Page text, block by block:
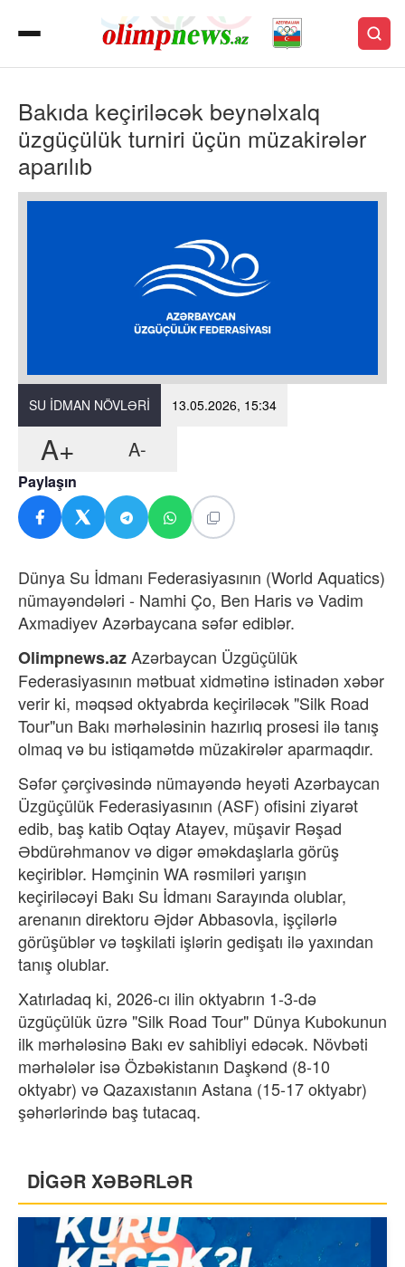
Bakıda keçiriləcək beynəlxalq
üzgüçülük turniri üçün müzakirələr
aparılıb
SU IDMAN NÖVLƏRI 13.05.2026, 15:34
A+ A-
Paylaşın
Dünya Su İdmanı Federasiyasının (World Aquatics)
nümayəndələri - Namhi Ço, Ben Haris və Vadim
Axmadiyev Azərbaycana səfər ediblər.
Olimpnews.azAzərbaycan Üzgüçülük
Federasiyasının mətbuat xidmətinə istinadən xəbər
verir ki, məqsəd oktyabrda keçiriləcək "Silk Road
Tour"un Bakı mərhələsinin hazırlıq prosesi ilə tanış
olmaq və bu istiqamətdə müzakirələr aparmaqdır.
Səfər çərçivəsində nümayəndə heyəti Azərbaycan
Üzgüçülük Federasiyasının (ASF) ofisini ziyarət
edib, baş katib Oqtay Atayev, müşavir Rəşad
Əbdürəhmanov və digər əməkdaşlarla görüş
keçiriblər. Həmçinin WA rəsmiləri yarışın
keçiriləcəyi Bakı Su İdmanı Sarayında olublar,
arenanın direktoru Əjdər Abbasovla, işçilərlə
görüşüblər və təşkilati işlərin gedişatı ilə yaxından
tanış olublar.
Xatırladaq ki, 2026-cı ilin oktyabrın 1-3-də
üzgüçülük üzrə "Silk Road Tour" Dünya Kubokunun
ilk mərhələsinə Bakı ev sahibliyi edəcək. Növbəti
mərhələlər isə Özbəkistanın Daşkənd (8-10
oktyabr) və Qazaxıstanın Astana (15-17 oktyabr)
şəhərlərində baş tutacaq.
DİGƏR XƏBƏRLƏR